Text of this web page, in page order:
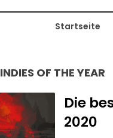
Startseite
INDIES OF THE YEAR
Die
2020